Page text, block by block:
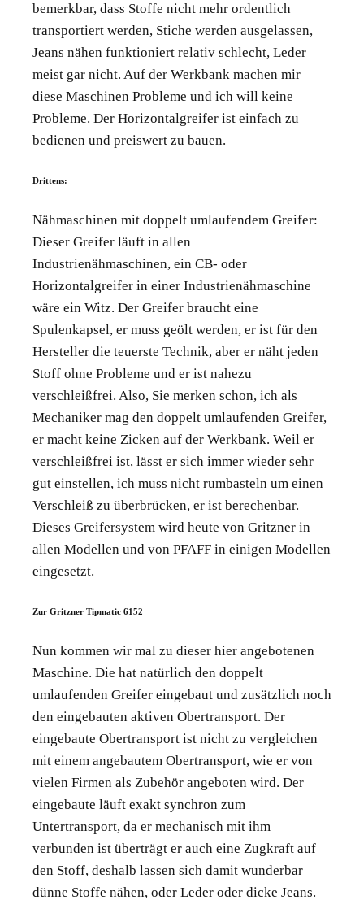
bemerkbar, dass Stoffe nicht mehr ordentlich
transportiert werden, Stiche werden ausgelassen,
Jeans nähen funktioniert relativ schlecht, Leder
meist gar nicht. Auf der Werkbank machen mir
diese Maschinen Probleme und ich will keine
Probleme. Der Horizontalgreifer ist einfach zu
bedienen und preiswert zu bauen.
Drittens:
Nähmaschinen mit doppelt umlaufendem Greifer:
Dieser Greifer läuft in allen
Industrienähmaschinen, ein CB- oder
Horizontalgreifer in einer Industrienähmaschine
wäre ein Witz. Der Greifer braucht eine
Spulenkapsel, er muss geölt werden, er ist für den
Hersteller die teuerste Technik, aber er näht jeden
Stoff ohne Probleme und er ist nahezu
verschleißfrei. Also, Sie merken schon, ich als
Mechaniker mag den doppelt umlaufenden Greifer,
er macht keine Zicken auf der Werkbank. Weil er
verschleißfrei ist, lässt er sich immer wieder sehr
gut einstellen, ich muss nicht rumbasteln um einen
Verschleiß zu überbrücken, er ist berechenbar.
Dieses Greifersystem wird heute von Gritzner in
allen Modellen und von PFAFF in einigen Modellen
eingesetzt.
Zur Gritzner Tipmatic 6152
Nun kommen wir mal zu dieser hier angebotenen
Maschine. Die hat natürlich den doppelt
umlaufenden Greifer eingebaut und zusätzlich noch
den eingebauten aktiven Obertransport. Der
eingebaute Obertransport ist nicht zu vergleichen
mit einem angebautem Obertransport, wie er von
vielen Firmen als Zubehör angeboten wird. Der
eingebaute läuft exakt synchron zum
Untertransport, da er mechanisch mit ihm
verbunden ist überträgt er auch eine Zugkraft auf
den Stoff, deshalb lassen sich damit wunderbar
dünne Stoffe nähen, oder Leder oder dicke Jeans.